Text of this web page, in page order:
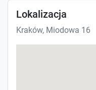
Lokalizacja
Kraków, Miodowa 16